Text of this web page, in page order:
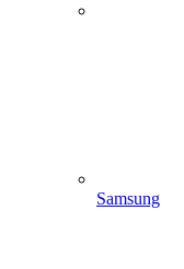
Samsung